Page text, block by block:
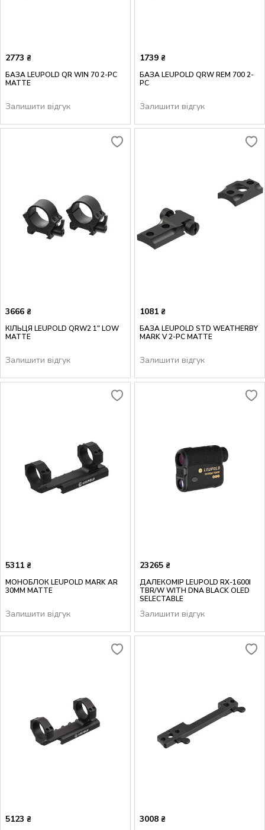
2773 ₴
БАЗА LEUPOLD QR WIN 70 2-PC
MATTE
Залишити відгук
1739 ₴
БАЗА LEUPOLD QRW REM 700 2-
PC
Залишити відгук
3666 ₴
КІЛЬЦЯ LEUPOLD QRW2 1" LOW
MATTE
Залишити відгук
1081 ₴
БАЗА LEUPOLD STD WEATHERBY
MARK V 2-PC MATTE
Залишити відгук
5311 ₴
МОНОБЛОК LEUPOLD MARK AR
30MM MATTE
Залишити відгук
23265 ₴
ДАЛЕКОМІР LEUPOLD RX-1600I
TBR/W WITH DNA BLACK OLED
SELECTABLE
Залишити відгук
5123 ₴ 3008 ₴